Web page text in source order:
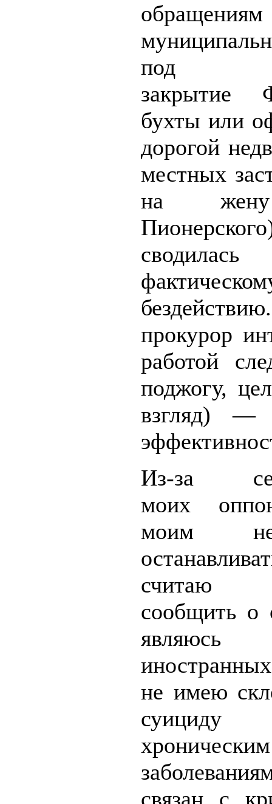
под
закрытие
бухты или
дорогой
местных
на
прокурор
работой
поджогу,
взгляд) —
Из-за
моих
моим
считаю
сообщить о
являюсь
не имею
хроническим
связан с